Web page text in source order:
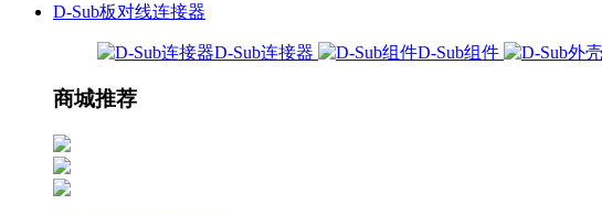
D-Sub板对线连接器
D-Sub连接器 D-Sub组件
商城推荐